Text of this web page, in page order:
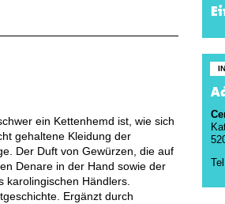
ein Kettenhemd ist, wie sich
gehaltene Kleidung der
Der Duft von Gewürzen, die auf
Denare in der Hand sowie der
Händlers.
Ergänzt durch